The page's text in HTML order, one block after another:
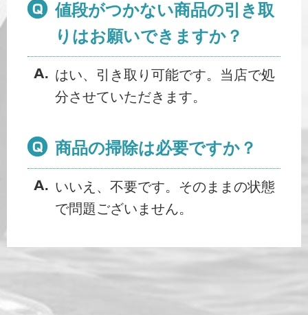
値段がつかない商品の引き取
りはお願いできますか？
はい、引き取り可能です。当店で処
分させていただきます。
商品の掃除は必要ですか？
いいえ、不要です。そのままの状態
で問題ございません。